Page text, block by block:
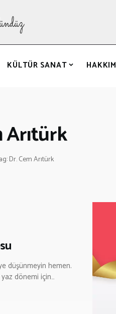
KÜLTÜR SANAT
Arıtürk
Dr. Cem Arıtürk
düşünmeyin hemen.
yaz dönemi için…